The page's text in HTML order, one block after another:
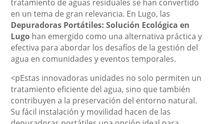
tratamiento de aguas residuales se han convertido
en un tema de gran relevancia. En Lugo, las
Depuradoras Portátiles: Solución Ecológica en
Lugo han emergido como una alternativa práctica y
efectiva para abordar los desafíos de la gestión del
agua en comunidades y eventos temporales.
<pEstas innovadoras unidades no solo permiten un
tratamiento eficiente del agua, sino que también
contribuyen a la preservación del entorno natural.
Su fácil instalación y movilidad hacen de las